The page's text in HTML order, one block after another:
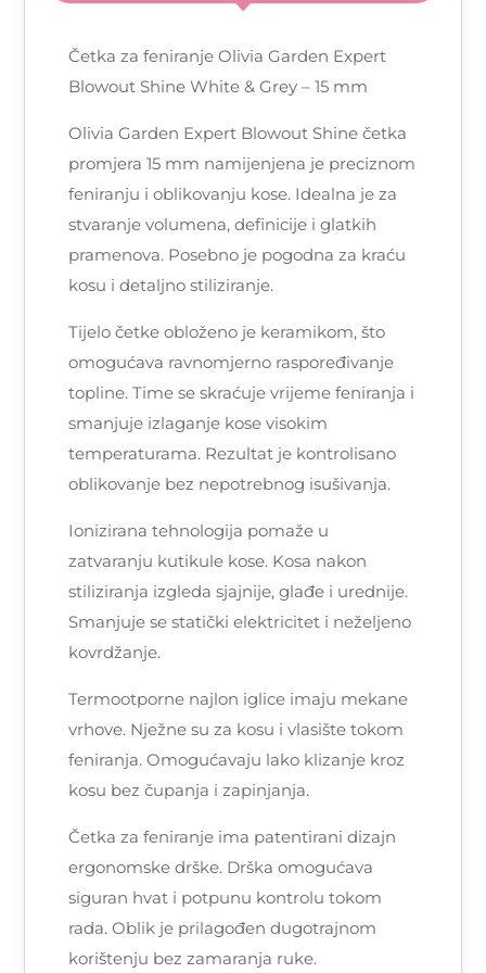
Četka za feniranje Olivia Garden Expert
Blowout Shine White & Grey – 15 mm
Olivia Garden Expert Blowout Shine četka
promjera 15 mm namijenjena je preciznom
feniranju i oblikovanju kose. Idealna je za
stvaranje volumena, definicije i glatkih
pramenova. Posebno je pogodna za kraću
kosu i detaljno stiliziranje.
Tijelo četke obloženo je keramikom, što
omogućava ravnomjerno raspoređivanje
topline. Time se skraćuje vrijeme feniranja i
smanjuje izlaganje kose visokim
temperaturama. Rezultat je kontrolisano
oblikovanje bez nepotrebnog isušivanja.
Ionizirana tehnologija pomaže u
zatvaranju kutikule kose. Kosa nakon
stiliziranja izgleda sjajnije, glađe i urednije.
Smanjuje se statički elektricitet i neželjeno
kovrdžanje.
Termootporne najlon iglice imaju mekane
vrhove. Nježne su za kosu i vlasište tokom
feniranja. Omogućavaju lako klizanje kroz
kosu bez čupanja i zapinjanja.
Četka za feniranje ima patentirani dizajn
ergonomske drške. Drška omogućava
siguran hvat i potpunu kontrolu tokom
rada. Oblik je prilagođen dugotrajnom
korištenju bez zamaranja ruke.